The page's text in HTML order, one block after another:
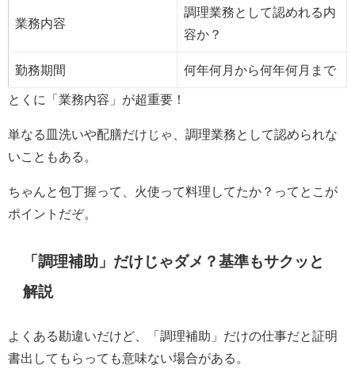
業務内容
調理業務として認めれる内
容か？
勤務期間 何年何月から何年何月まで
とくに「業務内容」が超重要！
単なる皿洗いや配膳だけじゃ、調理業務として認められな
いこともある。
ちゃんと包丁握って、火使って料理してたか？ってとこが
ポイントだぞ。
「調理補助」だけじゃダメ？基準もサクッと
解説
よくある勘違いだけど、「調理補助」だけの仕事だと証明
書出してもらっても意味ない場合がある。